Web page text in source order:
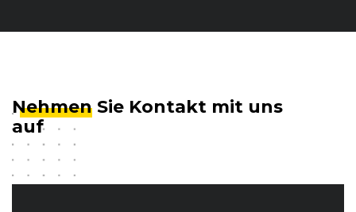
Nehmen Sie Kontakt mit uns
auf